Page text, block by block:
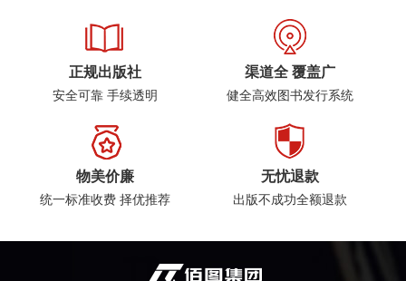
正规出版社
安全可靠 手续透明
渠道全 覆盖广
健全高效图书发行系统
物美价廉
统一标准收费 择优推荐
无忧退款
出版不成功全额退款